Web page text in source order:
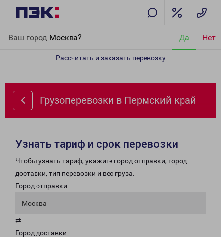
Ваш город Москва? Да Нет
Рассчитать и заказать перевозку
Грузоперевозки в Пермский край
Узнать тариф и срок перевозки
Чтобы узнать тариф, укажите город отправки, город
доставки, тип перевозки и вес груза.
Город отправки
Москва
⇄
Город доставки